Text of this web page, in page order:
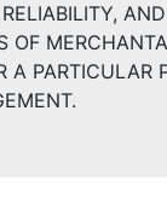
OF
A PARTICULAR